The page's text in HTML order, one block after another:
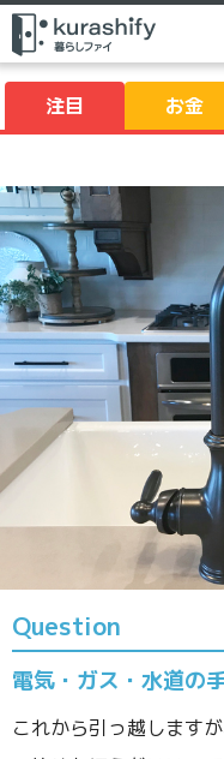
注目 お金
電気・ガス・水道の
Question
これから引っ越します